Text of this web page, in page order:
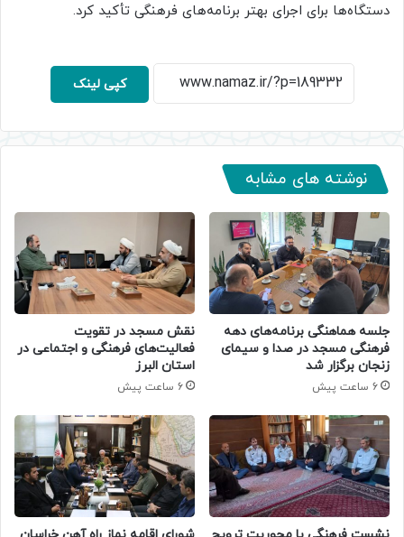
دستگاه‌ها برای اجرای بهتر برنامه‌های فرهنگی تأکید کرد.
کپی لینک
نوشته های مشابه
جلسه هماهنگی برنامه‌های دهه
فرهنگی مسجد در صدا و سیمای
زنجان برگزار شد
6 ساعت پیش
نقش مسجد در تقویت
فعالیت‌های فرهنگی و اجتماعی در
استان البرز
6 ساعت پیش